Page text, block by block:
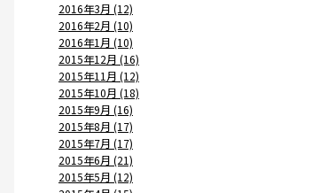
2016年3月 (12)
2016年2月 (10)
2016年1月 (10)
2015年12月 (16)
2015年11月 (12)
2015年10月 (18)
2015年9月 (16)
2015年8月 (17)
2015年7月 (17)
2015年6月 (21)
2015年5月 (12)